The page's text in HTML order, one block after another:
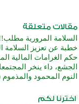
السلامة المرورية
خطبة عن تعزيز السلامة
حكم الغرامات المالية
الجشع، داء ينخر
النوم المحمود